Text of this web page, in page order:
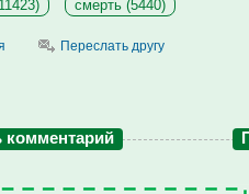
смерть (5440)
Переслать другу
комментарий